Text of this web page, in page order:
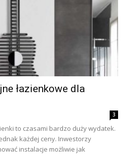
łazienkowe dla
3
to czasami bardzo duży wydatek.
każdej ceny. Inwestorzy
instalacje możliwie jak